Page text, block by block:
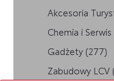
Akcesoria
Chemia i Serwis
Gadżety (277)
Zabudowy LCV